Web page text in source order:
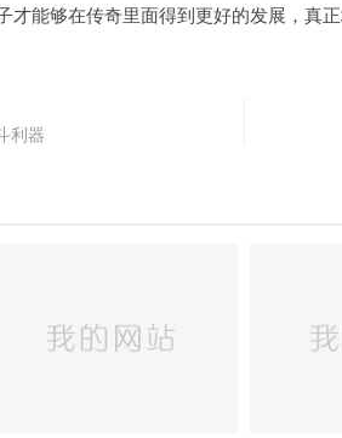
能够在传奇里面得到更好的发展，真正
利器